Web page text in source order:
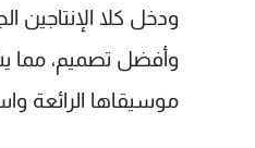
ودخل كلا
وأفضل تصميم، مما
موسيقاها الرائعة